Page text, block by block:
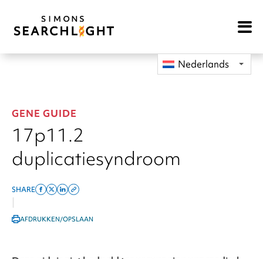
Open
Nederlands
GENE GUIDE
17p11.2
duplicatiesyndroom
SHARE
Share
facebook
Share
ShareCopy
AFDRUKKEN/OPSLAAN